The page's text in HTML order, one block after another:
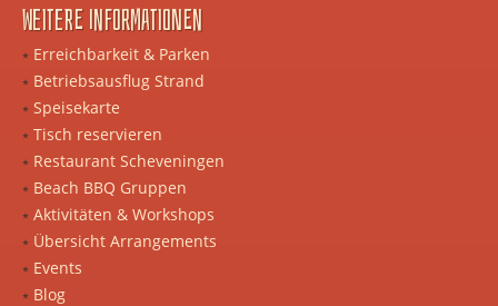
Weitere Informationen
Erreichbarkeit & Parken
Betriebsausflug Strand
Speisekarte
Tisch reservieren
Restaurant Scheveningen
Beach BBQ Gruppen
Aktivitäten & Workshops
Übersicht Arrangements
Events
Blog